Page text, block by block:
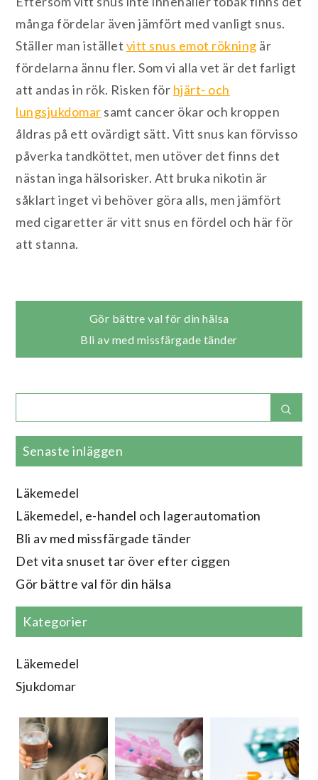
många fördelar även jämfört med vanligt snus.
Ställer man istället vitt snus emot rökning är
fördelarna ännu fler. Som vi alla vet är det farligt
att andas in rök. Risken för hjärt- och
lungsjukdomar samt cancer ökar och kroppen
åldras på ett ovärdigt sätt. Vitt snus kan förvisso
påverka tandköttet, men utöver det finns det
nästan inga hälsorisker. Att bruka nikotin är
såklart inget vi behöver göra alls, men jämfört
med cigaretter är vitt snus en fördel och här för
att stanna.
Inläggsnavigering
Gör bättre val för din hälsa
Bli av med missfärgade tänder
for:
Senaste inläggen
Läkemedel
Läkemedel, e-handel och lagerautomation
Bli av med missfärgade tänder
Det vita snuset tar över efter ciggen
Gör bättre val för din hälsa
Kategorier
Läkemedel
Sjukdomar